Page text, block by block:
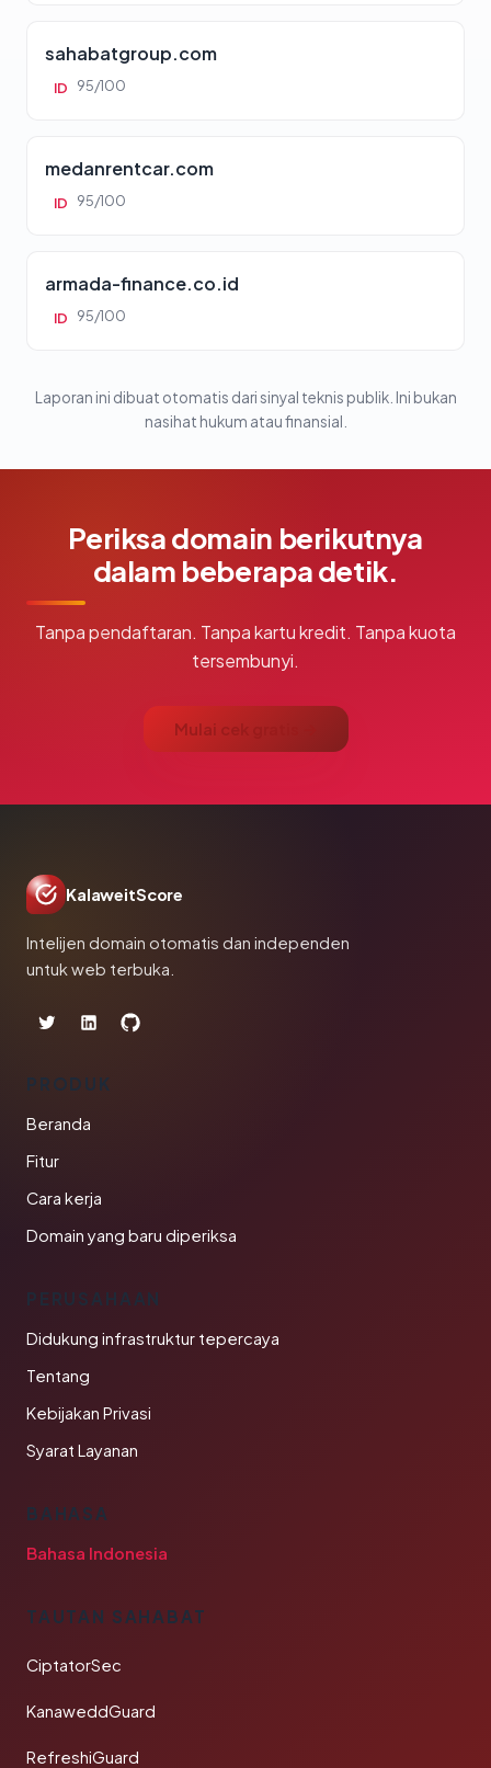
sahabatgroup.com
ID 95/100
medanrentcar.com
ID 95/100
armada-finance.co.id
ID 95/100
Laporan ini dibuat otomatis dari sinyal teknis publik. Ini bukan
nasihat hukum atau finansial.
Periksa domain berikutnya
dalam beberapa detik.
Tanpa pendaftaran. Tanpa kartu kredit. Tanpa kuota
tersembunyi.
Mulai cek gratis →
KalaweitScore
Intelijen domain otomatis dan independen
untuk web terbuka.
PRODUK
Beranda
Fitur
Cara kerja
Domain yang baru diperiksa
PERUSAHAAN
Didukung infrastruktur tepercaya
Tentang
Kebijakan Privasi
Syarat Layanan
BAHASA
Bahasa Indonesia
TAUTAN SAHABAT
CiptatorSec
KanaweddGuard
RefreshiGuard